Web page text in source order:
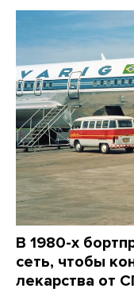
В 1980-х
сеть, чтобы
лекарства от